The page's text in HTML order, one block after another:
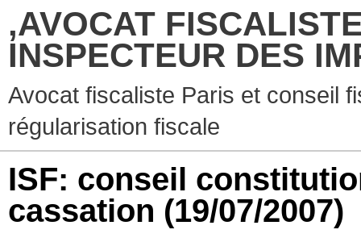
,AVOCAT
INSPECTEUR DES
Avocat fiscaliste Paris et conseil
régularisation fiscale
ISF: conseil
cassation (19/07/2007)